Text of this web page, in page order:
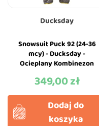
Ducksday
Snowsuit Puck 92 (24-36
mcy) - Ducksday -
Ocieplany Kombinezon
Cena
349,00 zł
Dodaj do
koszyka